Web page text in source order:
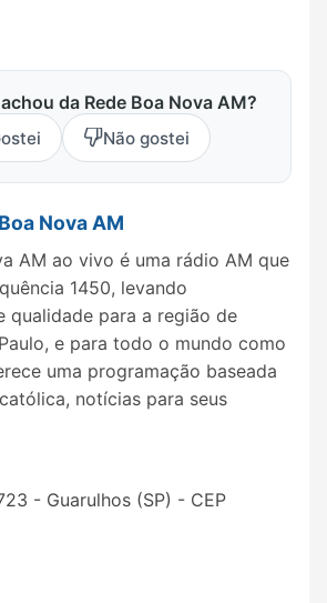
da Rede Boa Nova AM?
Não gostei
Nova AM
AM ao vivo é uma rádio AM que
1450, levando
qualidade para a região de
e para todo o mundo como
uma programação baseada
notícias para seus
- Guarulhos (SP) - CEP